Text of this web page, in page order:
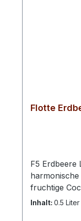
Flotte
F5 Erdbeere
fruchtige Cocktail‑Zutat. Der F5 Erdbeere Likör präsentiert sich mit einem klaren,
Vordergrund
Inhalt: 0.5 Liter